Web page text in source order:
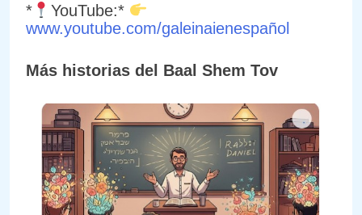
*
YouTube:*
www.youtube.com/galeinaienespañol
Más historias del Baal Shem Tov